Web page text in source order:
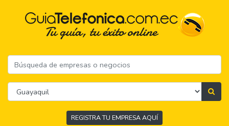
REGISTRA TU EMPRESA AQUÍ